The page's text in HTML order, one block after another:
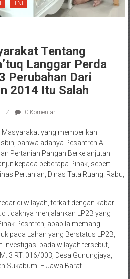
Tentang
Langgar Perda
Perubahan Dari
2014 Itu Salah
0 Komentar
yang memberikan
Pertanian Pangan Berkelanjutan
kepada beberapa Pihak, seperti
Pertanian, Dinas Tata Ruang. Rabu,
di wilayah, terkait dengan kabar
Pesntren, apabila memang
pada Lahan yang Berstatus LP2B,
pada wilayah tersebut,
3 RT. 016/003, Desa Gunungjaya,
Sukabumi – Jawa Barat.
tersebut memang hampir mengarah